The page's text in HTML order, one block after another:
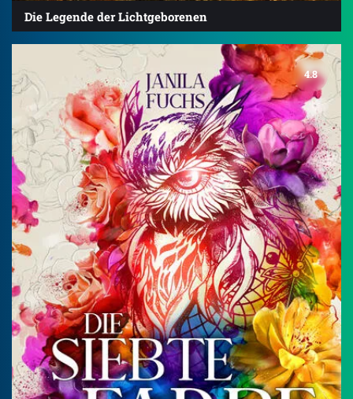
Die Legende der Lichtgeborenen
4.8